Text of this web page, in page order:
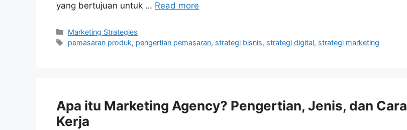
yang bertujuan untuk … Read more
Categories
Marketing Strategies
Tags
pemasaran produk, pengertian pemasaran, strategi bisnis, strategi digital, strategi marketing
Apa itu Marketing Agency? Pengertian, Jenis, dan Cara
Kerja